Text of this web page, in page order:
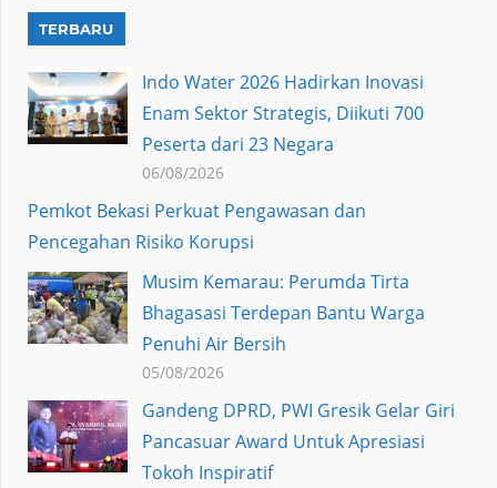
TERBARU
Indo Water 2026 Hadirkan Inovasi
Enam Sektor Strategis, Diikuti 700
Peserta dari 23 Negara
06/08/2026
Pemkot Bekasi Perkuat Pengawasan dan
Pencegahan Risiko Korupsi
Musim Kemarau: Perumda Tirta
Bhagasasi Terdepan Bantu Warga
Penuhi Air Bersih
05/08/2026
Gandeng DPRD, PWI Gresik Gelar Giri
Pancasuar Award Untuk Apresiasi
Tokoh Inspiratif